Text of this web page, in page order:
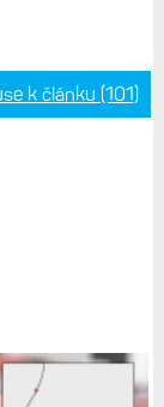
mapy lze
nebo průzkumu
čase.
trasy,
na cílovou
k článku (101)